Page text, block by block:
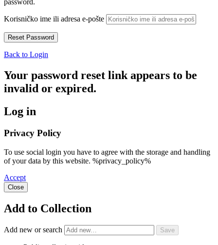
password.
Korisničko ime ili adresa e-pošte
Back to Login
Your password reset link appears to be
invalid or expired.
Log in
Privacy Policy
To use social login you have to agree with the storage and handling
of your data by this website. %privacy_policy%
Accept
Close
Add to Collection
Add new or search